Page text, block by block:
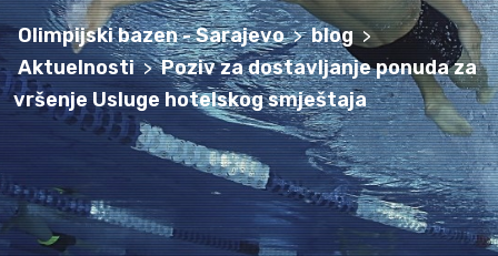
Olimpijski bazen - Sarajevo > blog >
Aktuelnosti > Poziv za dostavljanje ponuda za
vršenje Usluge hotelskog smještaja